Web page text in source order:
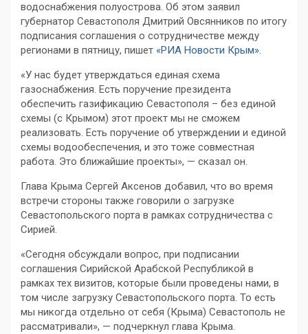
водоснабжения полуострова. Об этом заявил
губернатор Севастополя Дмитрий Овсянников по итогу
подписания соглашения о сотрудничестве между
регионами в пятницу, пишет «РИА Новости Крым».
«У нас будет утверждаться единая схема
газоснабжения. Есть поручение президента
обеспечить газификацию Севастополя – без единой
схемы (с Крымом) этот проект мы не сможем
реализовать. Есть поручение об утверждении и единой
схемы водообеспечения, и это тоже совместная
работа. Это ближайшие проекты», — сказал он.
Глава Крыма Сергей Аксенов добавил, что во время
встречи стороны также говорили о загрузке
Севастопольского порта в рамках сотрудничества с
Сирией.
«Сегодня обсуждали вопрос, при подписании
соглашения Сирийской Арабской Республикой в
рамках тех визитов, которые были проведены нами, в
том числе загрузку Севастопольского порта. То есть
мы никогда отдельно от себя (Крыма) Севастополь не
рассматривали», — подчеркнул глава Крыма.